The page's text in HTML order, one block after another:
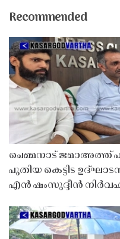
Recommended
ചെമ്മനാട്
പുതിയ കെട്ടിട
എൻ ഷംസുദ്ദീൻ